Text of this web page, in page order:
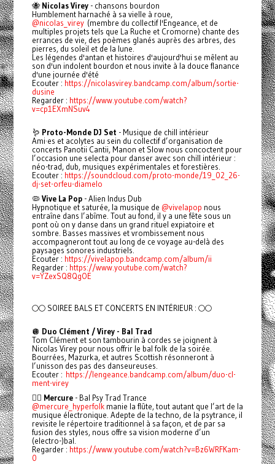
🐝Nicolas Virey- chansons bourdon
Humblement harnaché à sa vielle à roue,
@nicolas_virey(membre du collectif l'Engeance, et de
multiples projets tels que La Ruche et Cromorne) chante des
errances de vie, des poèmes glanés auprès des arbres, des
pierres, du soleil et de la lune.
Les légendes d'antan et histoires d'aujourd'hui se mêlent au
son d'un indolent bourdon et nous invite à la douce flanance
d'une journée d'été
Ecouter : https://nicolasvirey.bandcamp.com/album/sortie-
dusine
Regarder : https://www.youtube.com/watch?
v=cp1EXmNSuv4
🪱 Proto-Monde DJ Set - Musique de chill intérieur
Ami·es et acolytes au sein du collectif d’organisation de
concerts Panotii Cantii, Manon et Slow nous concoctent pour
l’occasion une selecta pour danser avec son chill intérieur :
néo-trad, dub, musiques expérimentales et forestières.
Ecouter : https://soundcloud.com/proto-monde/19_02_26-
dj-set-orfeu-diamelo
🦠Vive La Pop- Alien Indus Dub
Hypnotique et saturée, la musique de @vivelapop nous
entraîne dans l’abîme. Tout au fond, il y a une fête sous un
pont où on y danse dans un grand rituel expiatoire et
sombre. Basses massives et vrombissement nous
accompagneront tout au long de ce voyage au-delà des
paysages sonores industriels.
Ecouter : https://vivelapop.bandcamp.com/album/ii
Regarder : https://www.youtube.com/watch?
v=YZexSQ8QgOE
🌕🌕 SOIREE BALS ET CONCERTS EN INTÉRIEUR : 🌕🌕
🪩 Duo Clément / Virey - Bal Trad
Tom Clément et son tambourin à cordes se joignent à
Nicolas Virey pour nous offrir le bal folk de la soirée.
Bourrées, Mazurka, et autres Scottish résonneront à
l’unisson des pas des danseureuses.
Ecouter : https://lengeance.bandcamp.com/album/duo-cl-
ment-virey
🧚‍♂️ Mercure- Bal Psy Trad Trance
@mercure_hyperfolkmanie la flûte, tout autant que l’art de la
musique électronique. Adepte de la techno, de la psytrance, il
revisite le répertoire traditionnel à sa façon, et de par sa
fusion des styles, nous offre sa vision moderne d’un
(electro-)bal.
Regarder : https://www.youtube.com/watch?v=Bz6WRFKam-
0